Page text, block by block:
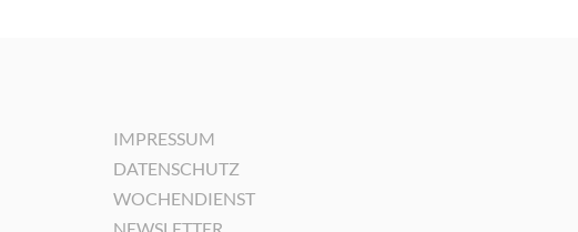
IMPRESSUM
DATENSCHUTZ
WOCHENDIENST